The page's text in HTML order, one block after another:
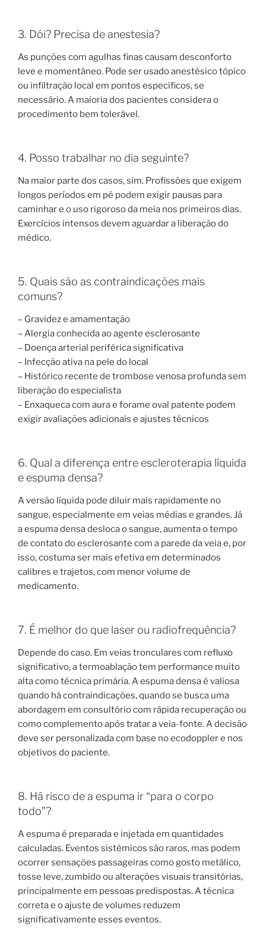
3. Dói? Precisa de anestesia?
As punções com agulhas finas causam desconforto
leve e momentâneo. Pode ser usado anestésico tópico
ou infiltração local em pontos específicos, se
necessário. A maioria dos pacientes considera o
procedimento bem tolerável.
4. Posso trabalhar no dia seguinte?
Na maior parte dos casos, sim. Profissões que exigem
longos períodos em pé podem exigir pausas para
caminhar e o uso rigoroso da meia nos primeiros dias.
Exercícios intensos devem aguardar a liberação do
médico.
5. Quais são as contraindicações mais
comuns?
– Gravidez e amamentação
– Alergia conhecida ao agente esclerosante
– Doença arterial periférica significativa
– Infecção ativa na pele do local
– Histórico recente de trombose venosa profunda sem
liberação do especialista
– Enxaqueca com aura e forame oval patente podem
exigir avaliações adicionais e ajustes técnicos
6. Qual a diferença entre escleroterapia líquida
e espuma densa?
A versão líquida pode diluir mais rapidamente no
sangue, especialmente em veias médias e grandes. Já
a espuma densa desloca o sangue, aumenta o tempo
de contato do esclerosante com a parede da veia e, por
isso, costuma ser mais efetiva em determinados
calibres e trajetos, com menor volume de
medicamento.
7. É melhor do que laser ou radiofrequência?
Depende do caso. Em veias tronculares com refluxo
significativo, a termoablação tem performance muito
alta como técnica primária. A espuma densa é valiosa
quando há contraindicações, quando se busca uma
abordagem em consultório com rápida recuperação ou
como complemento após tratar a veia-fonte. A decisão
deve ser personalizada com base no ecodoppler e nos
objetivos do paciente.
8. Há risco de a espuma ir “para o corpo
todo”?
A espuma é preparada e injetada em quantidades
calculadas. Eventos sistêmicos são raros, mas podem
ocorrer sensações passageiras como gosto metálico,
tosse leve, zumbido ou alterações visuais transitórias,
principalmente em pessoas predispostas. A técnica
correta e o ajuste de volumes reduzem
significativamente esses eventos.